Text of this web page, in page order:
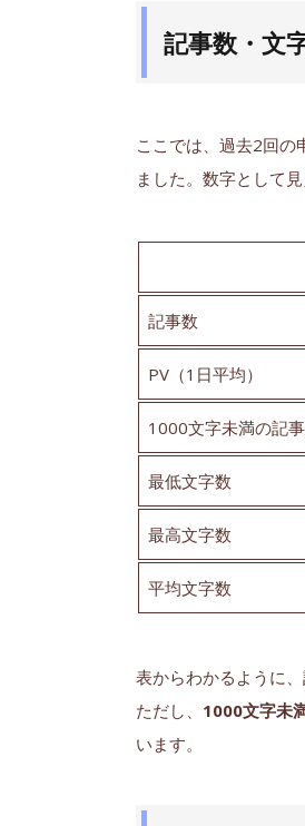
記事数・文
ここでは、過去2回の
ました。数字として
記事数
PV（1日平均）
1000文字未満の記
最低文字数
最高文字数
平均文字数
表からわかるように
ただし、 1000文字未
います。